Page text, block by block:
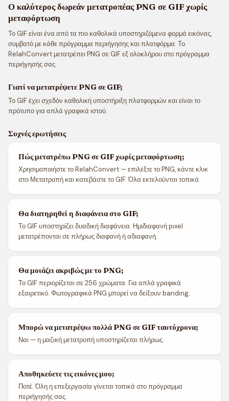
Ο καλύτερος δωρεάν μετατροπέας PNG σε GIF χωρίς
μεταφόρτωση
Το GIF είναι ένα από τα πιο καθολικά υποστηριζόμενα φορμά εικόνας,
συμβατό με κάθε πρόγραμμα περιήγησης και πλατφόρμα. Το
RelahConvert μετατρέπει PNG σε GIF εξ ολοκλήρου στο πρόγραμμα
περιήγησής σας.
Γιατί να μετατρέψετε PNG σε GIF;
Το GIF έχει σχεδόν καθολική υποστήριξη πλατφορμών και είναι το
πρότυπο για απλά γραφικά ιστού.
Συχνές ερωτήσεις
Πώς μετατρέπω PNG σε GIF χωρίς μεταφόρτωση;
Χρησιμοποιήστε το RelahConvert — επιλέξτε το PNG, κάντε κλικ
στο Μετατροπή και κατεβάστε το GIF. Όλα εκτελούνται τοπικά.
Θα διατηρηθεί η διαφάνεια στο GIF;
Το GIF υποστηρίζει δυαδική διαφάνεια. Ημιδιαφανή pixel
μετατρέπονται σε πλήρως διαφανή ή αδιαφανή.
Θα μοιάζει ακριβώς με το PNG;
Το GIF περιορίζεται σε 256 χρώματα. Για απλά γραφικά
εξαιρετικό. Φωτογραφικά PNG μπορεί να δείξουν banding.
Μπορώ να μετατρέψω πολλά PNG σε GIF ταυτόχρονα;
Ναι — η μαζική μετατροπή υποστηρίζεται πλήρως.
Αποθηκεύετε τις εικόνες μου;
Ποτέ. Όλη η επεξεργασία γίνεται τοπικά στο πρόγραμμα
περιήγησής σας.